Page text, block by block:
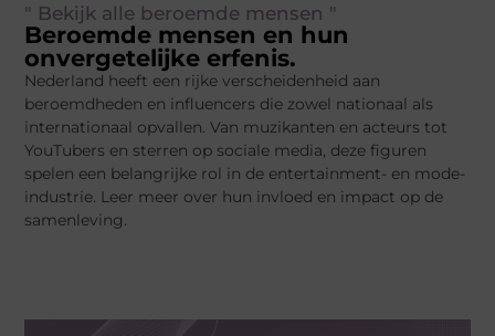
" Bekijk alle beroemde mensen "
Beroemde mensen en hun
onvergetelijke erfenis.
Nederland heeft een rijke verscheidenheid aan
beroemdheden en influencers die zowel nationaal als
internationaal opvallen. Van muzikanten en acteurs tot
YouTubers en sterren op sociale media, deze figuren
spelen een belangrijke rol in de entertainment- en mode-
industrie. Leer meer over hun invloed en impact op de
samenleving.